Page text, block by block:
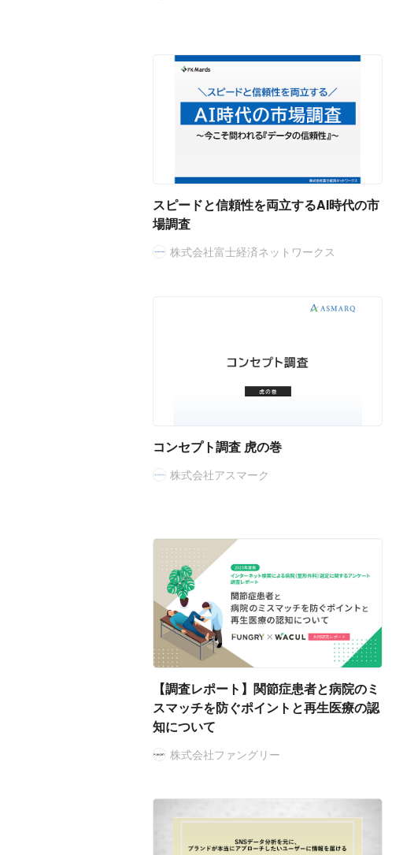
スピードと信頼性を両立するAI時代の市
場調査
株式会社富士経済ネットワークス
コンセプト調査 虎の巻
株式会社アスマーク
【調査レポート】関節症患者と病院のミ
スマッチを防ぐポイントと再生医療の認
知について
株式会社ファングリー